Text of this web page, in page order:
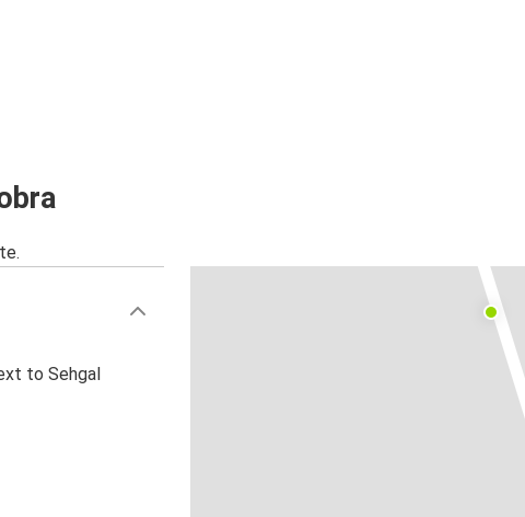
to Sehgal